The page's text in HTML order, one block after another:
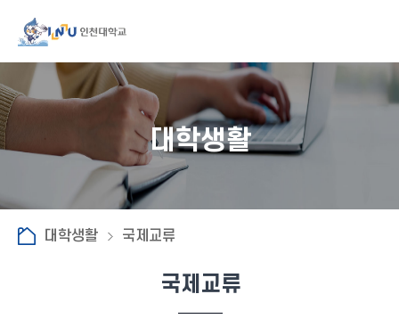
대학생활
대학생활 국제교류
국제교류